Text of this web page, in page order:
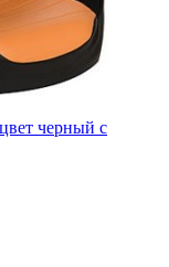
черный с